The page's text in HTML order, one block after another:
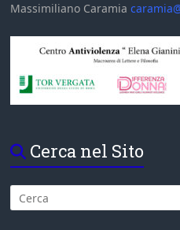
Massimiliano Caramia
Cerca nel Sito